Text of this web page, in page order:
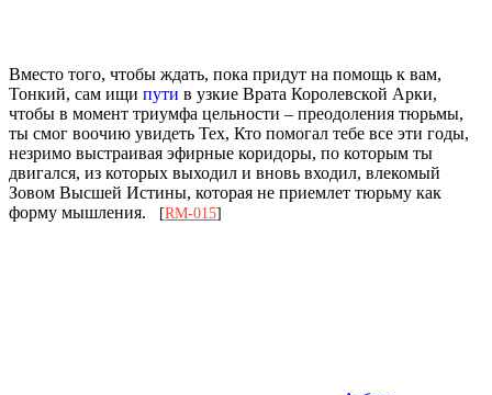
Вместо того, чтобы ждать, пока придут на помощь к вам,
Тонкий, сам ищи пути в узкие Врата Королевской Арки,
чтобы в момент триумфа цельности – преодоления тюрьмы,
ты смог воочию увидеть Тех, Кто помогал тебе все эти годы,
незримо выстраивая эфирные коридоры, по которым ты
двигался, из которых выходил и вновь входил, влекомый
Зовом Высшей Истины, которая не приемлет тюрьму как
форму мышления.
[RM-015]